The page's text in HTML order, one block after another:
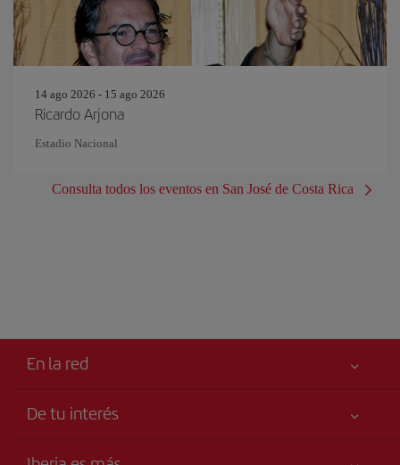
14 ago 2026 - 15 ago 2026
Ricardo Arjona
Estadio Nacional
Consulta todos los eventos en San José de Costa Rica
En la red
De tu interés